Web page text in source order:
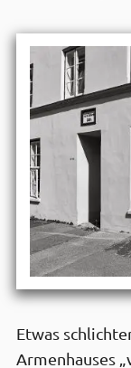
Etwas
Armenhauses